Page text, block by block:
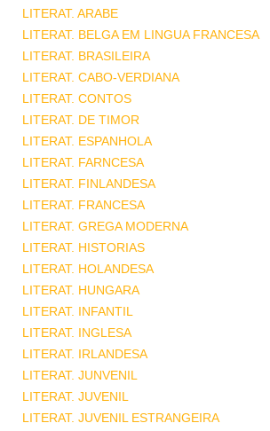
LITERAT. ARABE
LITERAT. BELGA EM LINGUA FRANCESA
LITERAT. BRASILEIRA
LITERAT. CABO-VERDIANA
LITERAT. CONTOS
LITERAT. DE TIMOR
LITERAT. ESPANHOLA
LITERAT. FARNCESA
LITERAT. FINLANDESA
LITERAT. FRANCESA
LITERAT. GREGA MODERNA
LITERAT. HISTORIAS
LITERAT. HOLANDESA
LITERAT. HUNGARA
LITERAT. INFANTIL
LITERAT. INGLESA
LITERAT. IRLANDESA
LITERAT. JUNVENIL
LITERAT. JUVENIL
LITERAT. JUVENIL ESTRANGEIRA